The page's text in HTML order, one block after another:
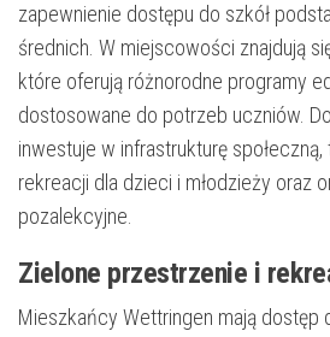
zapewnienie dostępu do szkół
średnich. W miejscowości znajdują
które oferują różnorodne programy
dostosowane do potrzeb uczniów.
inwestuje w infrastrukturę
rekreacji dla dzieci i młodzieży oraz
pozalekcyjne.
Zielone przestrzenie i
Mieszkańcy Wettringen mają dostęp